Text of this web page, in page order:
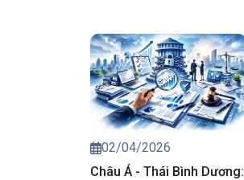
02/04/2026
Châu Á - Thái Bình Dương: